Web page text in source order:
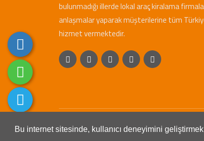
Bu internet sitesinde, kullanıcı deneyimini
bulunmadığı illerde lokal araç kiralama
anlaşmalar yaparak müşterilerine tüm
hizmet vermektedir.
Copyright © 2023. Her Hakkı Saklıdır.